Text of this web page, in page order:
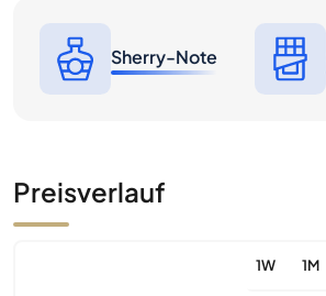
Sherry-Note
Preisverlauf
1W 1M